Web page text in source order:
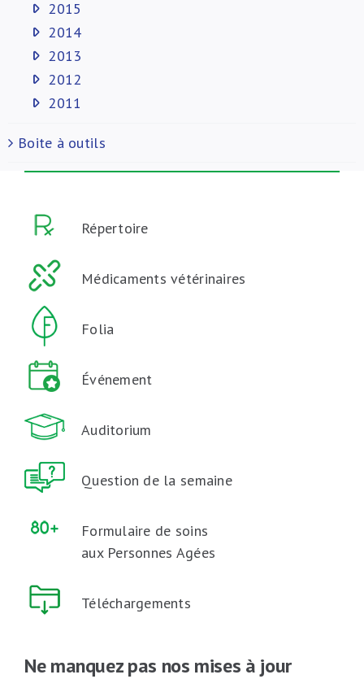
2015
2014
2013
2012
2011
Boite à outils
Répertoire
Médicaments vétérinaires
Folia
Événement
Auditorium
Question de la semaine
Formulaire de soins
aux Personnes Agées
Téléchargements
Ne manquez pas nos mises à jour